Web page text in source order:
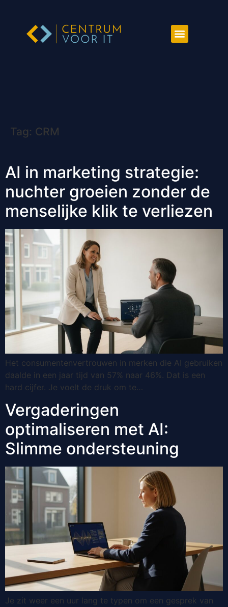
Tag: CRM
AI in marketing strategie:
nuchter groeien zonder de
menselijke klik te verliezen
Het consumentenvertrouwen in merken die AI gebruiken
daalde in een jaar tijd van 57% naar 46%. Dat is een
hard cijfer. Je voelt de druk om te…
Vergaderingen
optimaliseren met AI:
Slimme ondersteuning
Je zit weer een uur lang te typen om een gesprek van